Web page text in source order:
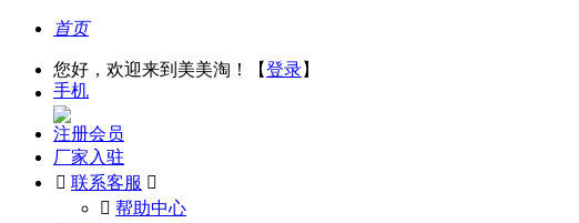
首页
您好，欢迎来到美美淘！【登录】
手机
注册会员
厂家入驻
 联系客服 
󰅃 帮助中心